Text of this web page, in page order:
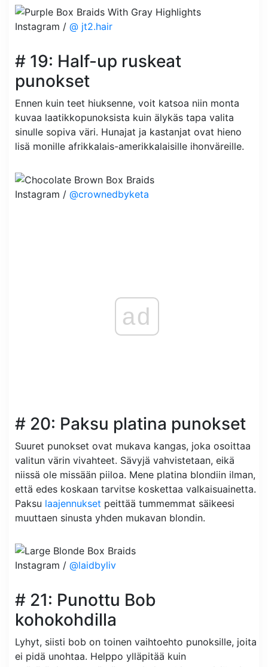
Instagram / @ jt2.hair
# 19: Half-up ruskeat
punokset
Ennen kuin teet hiuksenne, voit katsoa niin monta
kuvaa laatikkopunoksista kuin älykäs tapa valita
sinulle sopiva väri. Hunajat ja kastanjat ovat hieno
lisä monille afrikkalais-amerikkalaisille ihonväreille.
Instagram / @crownedbyketa
ad
# 20: Paksu platina punokset
Suuret punokset ovat mukava kangas, joka osoittaa
valitun värin vivahteet. Sävyjä vahvistetaan, eikä
niissä ole missään piiloa. Mene platina blondiin ilman,
että edes koskaan tarvitse koskettaa valkaisuainetta.
Paksu laajennukset peittää tummemmat säikeesi
muuttaen sinusta yhden mukavan blondin.
Instagram / @laidbyliv
# 21: Punottu Bob
kohokohdilla
Lyhyt, siisti bob on toinen vaihtoehto punoksille, joita
ei pidä unohtaa. Helppo ylläpitää kuin